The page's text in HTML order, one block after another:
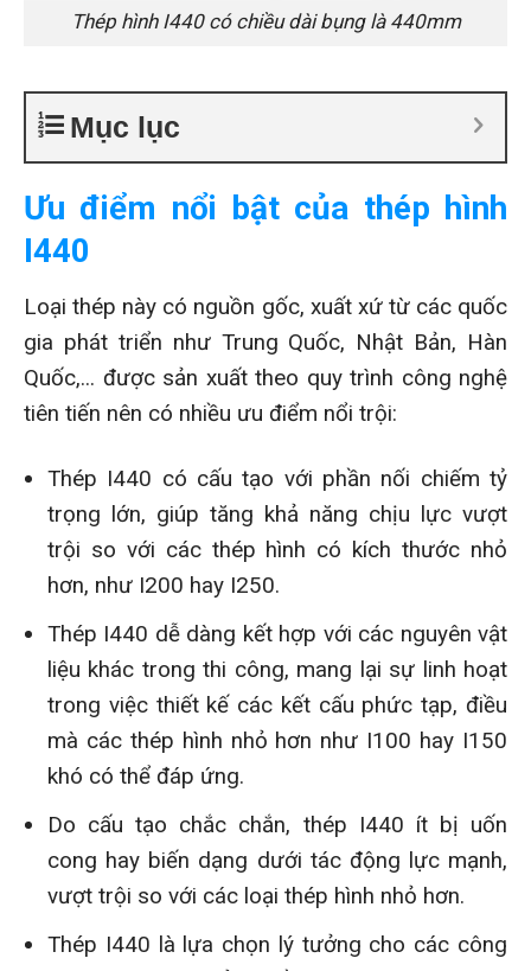
Thép hình I440 có chiều dài bụng là 440mm
Mục lục
Ưu điểm nổi bật của thép hình
I440
Loại thép này có nguồn gốc, xuất xứ từ các quốc
gia phát triển như Trung Quốc, Nhật Bản, Hàn
Quốc,... được sản xuất theo quy trình công nghệ
tiên tiến nên có nhiều ưu điểm nổi trội:
Thép I440 có cấu tạo với phần nối chiếm tỷ
trọng lớn, giúp tăng khả năng chịu lực vượt
trội so với các thép hình có kích thước nhỏ
hơn, như I200 hay I250.
Thép I440 dễ dàng kết hợp với các nguyên vật
liệu khác trong thi công, mang lại sự linh hoạt
trong việc thiết kế các kết cấu phức tạp, điều
mà các thép hình nhỏ hơn như I100 hay I150
khó có thể đáp ứng.
Do cấu tạo chắc chắn, thép I440 ít bị uốn
cong hay biến dạng dưới tác động lực mạnh,
vượt trội so với các loại thép hình nhỏ hơn.
Thép I440 là lựa chọn lý tưởng cho các công